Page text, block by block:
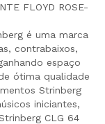
FLOYD ROSE-
é uma marca
contrabaixos,
espaço
ótima qualidade
Strinberg
iniciantes,
CLG 64